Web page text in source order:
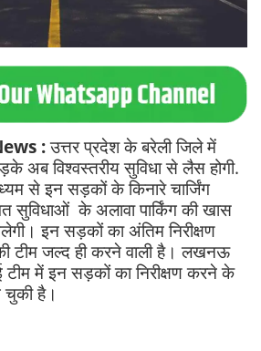
:उत्तर प्रदेश के बरेली जिले में
अब विश्वस्तरीय सुविधा से लैस होगी.
से इन सड़कों के किनारे चार्जिंग
सुविधाओं के अलावा पार्किंग की खास
इन सड़कों का अंतिम निरीक्षण
जल्द ही करने वाली है। लखनऊ
में इन सड़कों का निरीक्षण करने के
चुकी है।